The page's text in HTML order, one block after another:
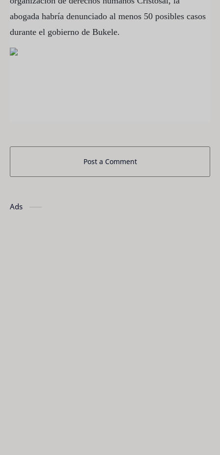
abogada habría denunciado al menos 50 posibles casos
durante el gobierno de Bukele.
Post a Comment
Ads